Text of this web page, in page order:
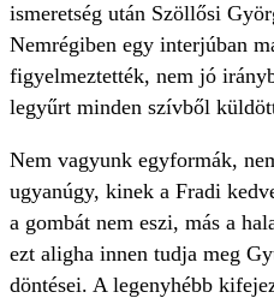
ismeretség után Szöllősi
Nemrégiben egy interjúban
figyelmeztették, nem jó
legyűrt minden szívből
Nem vagyunk egyformák,
ugyanúgy, kinek a Fradi
a gombát nem eszi, más a
ezt aligha innen tudja meg
döntései. A legenyhébb